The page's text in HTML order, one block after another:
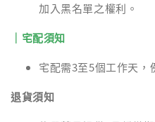
加入黑名單之權利。
｜宅配須知
宅配需3至5個工作天，
退貨須知